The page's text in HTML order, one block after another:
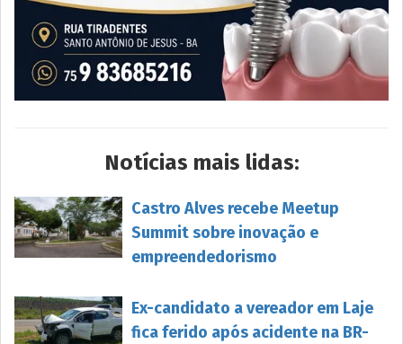
Notícias mais lidas:
Castro Alves recebe Meetup
Summit sobre inovação e
empreendedorismo
Ex-candidato a vereador em Laje
fica ferido após acidente na BR-